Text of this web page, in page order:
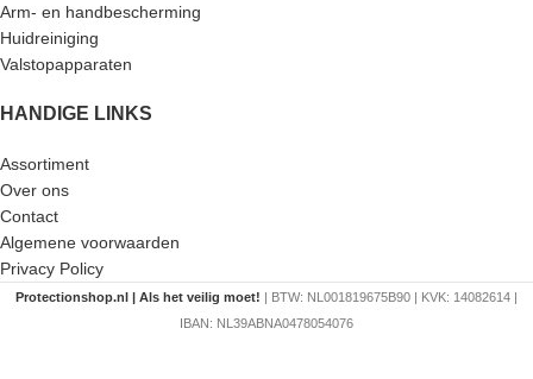
Arm- en handbescherming
Huidreiniging
Valstopapparaten
HANDIGE LINKS
Assortiment
Over ons
Contact
Algemene voorwaarden
Privacy Policy
Protectionshop.nl | Als het veilig moet! | BTW: NL001819675B90 | KVK: 14082614 |
IBAN: NL39ABNA0478054076